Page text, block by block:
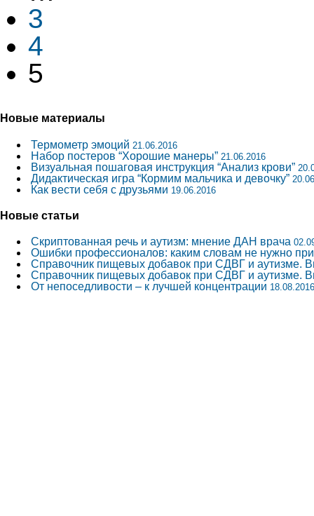
3
4
5
Новые материалы
Термометр эмоций 21.06.2016
Набор постеров “Хорошие манеры” 21.06.2016
Визуальная пошаговая инструкция “Анализ крови”
Дидактическая игра “Кормим мальчика и девочку”
Как вести себя с друзьями 19.06.2016
Новые статьи
Скриптованная речь и аутизм: мнение ДАН врача
Ошибки профессионалов: каким словам не нужно
Справочник пищевых добавок при СДВГ и аутизме.
Справочник пищевых добавок при СДВГ и аутизме.
От непоседливости – к лучшей концентрации 18.08.2016